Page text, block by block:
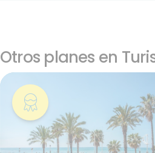
Otros planes en